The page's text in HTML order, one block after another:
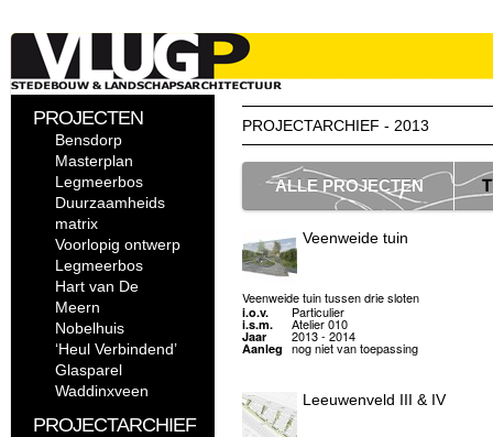
PROJECTEN
Bensdorp
Masterplan
Legmeerbos
Duurzaamheids
matrix
Voorlopig ontwerp
Legmeerbos
Hart van De
Meern
Nobelhuis
‘Heul Verbindend’
Glasparel
Waddinxveen
PROJECTARCHIEF
PROJECTARCHIEF - 2013
ALLE PROJECTEN
Veenweide tuin
Veenweide tuin tussen drie sloten
i.o.v. Particulier
i.s.m. Atelier 010
Jaar 2013 - 2014
Aanleg nog niet van toepassing
Leeuwenveld III & IV